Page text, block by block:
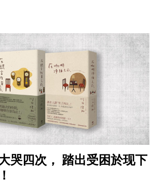
哭四次， 踏出受困於现下